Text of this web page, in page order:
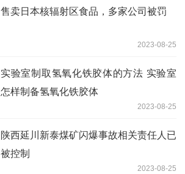
售卖日本核辐射区食品，多家公司被罚
2023-08-25
实验室制取氢氧化铁胶体的方法 实验室
怎样制备氢氧化铁胶体
2023-08-25
陕西延川新泰煤矿闪爆事故相关责任人已
被控制
2023-08-25